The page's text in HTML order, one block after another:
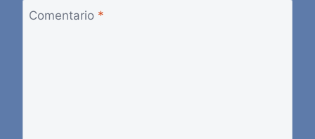
Comentario *